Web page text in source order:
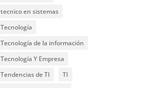
tecnico en sistemas
Tecnología
Tecnología de la información
Tecnología Y Empresa
Tendencias de TI
TI